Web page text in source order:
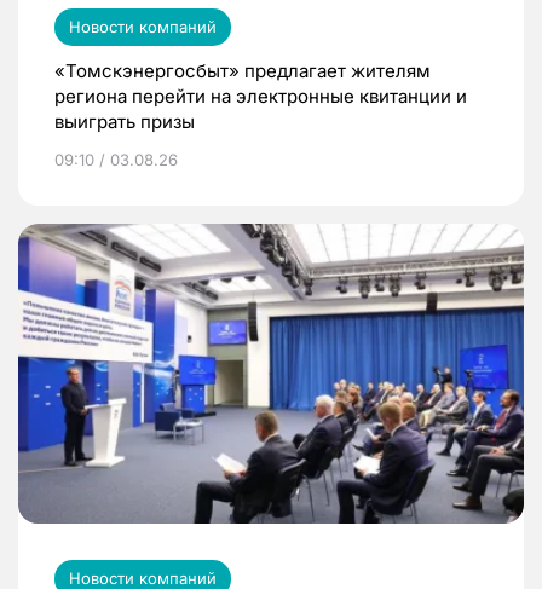
Новости компаний
«Томскэнергосбыт» предлагает жителям
региона перейти на электронные квитанции и
выиграть призы
09:10 / 03.08.26
Новости компаний